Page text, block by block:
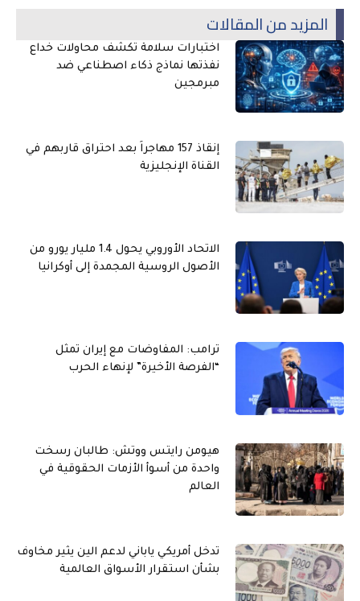
المزيد من المقالات
اختبارات سلامة تكشف محاولات خداع
نفذتها نماذج ذكاء اصطناعي ضد
مبرمجين
إنقاذ 157 مهاجراً بعد احتراق قاربهم في
القناة الإنجليزية
الاتحاد الأوروبي يحول 1.4 مليار يورو من
الأصول الروسية المجمدة إلى أوكرانيا
ترامب: المفاوضات مع إيران تمثل
“الفرصة الأخيرة” لإنهاء الحرب
هيومن رايتس ووتش: طالبان رسخت
واحدة من أسوأ الأزمات الحقوقية في
العالم
تدخل أمريكي ياباني لدعم الين يثير مخاوف
بشأن استقرار الأسواق العالمية